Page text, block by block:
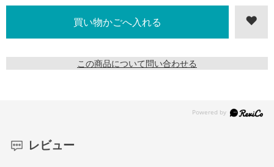
この商品について問い合わせる
レビュー